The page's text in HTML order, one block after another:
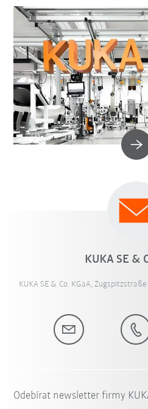
KUKA SE &
KUKA SE & Co. KGaA,
Odebírat newsletter firmy